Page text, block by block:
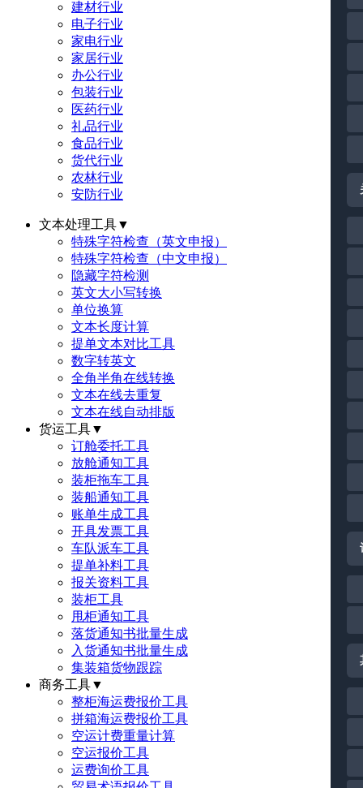
建材行业
电子行业
家电行业
家居行业
办公行业
包装行业
医药行业
礼品行业
食品行业
货代行业
农林行业
安防行业
文本处理工具▼
特殊字符检查（英文申报）
特殊字符检查（中文申报）
隐藏字符检测
英文大小写转换
单位换算
文本长度计算
提单文本对比工具
数字转英文
全角半角在线转换
文本在线去重复
文本在线自动排版
货运工具▼
订舱委托工具
放舱通知工具
装柜拖车工具
装船通知工具
账单生成工具
开具发票工具
车队派车工具
提单补料工具
报关资料工具
装柜工具
甩柜通知工具
落货通知书批量生成
入货通知书批量生成
集装箱货物跟踪
商务工具▼
整柜海运费报价工具
拼箱海运费报价工具
空运计费重量计算
空运报价工具
运费询价工具